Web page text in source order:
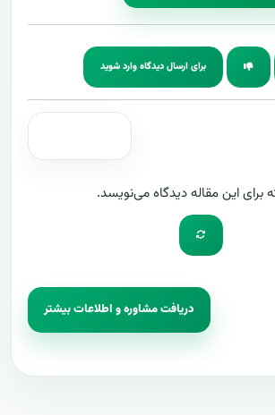
برای ارسال دیدگاه وارد شوید
برای این مقاله دیدگاه می‌نویسد.
دریافت مشاوره و اطلاعات بیشتر